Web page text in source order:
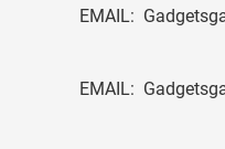
EMAIL:
EMAIL: